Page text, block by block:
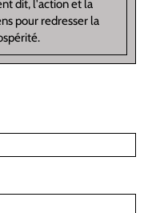
dit, l'action et la
pour redresser la